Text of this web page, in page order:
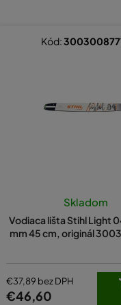
Kasumex je tu vždy pre
rady. V prípade otázok
Vodiaca lišta Stihl Light
mm 45 cm, originál
Skladom
€37,89 bez DPH
€46,60
Kód: